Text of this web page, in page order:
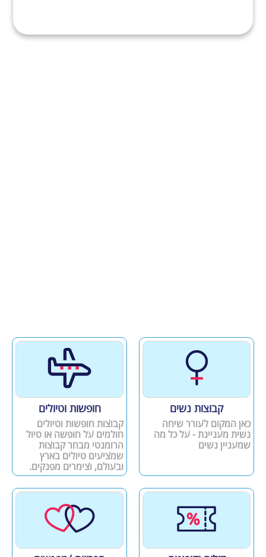
קבוצות נשים
כאן המקום לעורר שיחה
נשית מעניינת - על כל מה
שמעניין נשים
חופשות וטיולים
קבוצות חופשות וטיולים
חולמים על חופשה או טיול
הרומנטי מבחר קבוצות
שמציעים טיולים בארץ
ובעולם, וצימרים מפנקים.